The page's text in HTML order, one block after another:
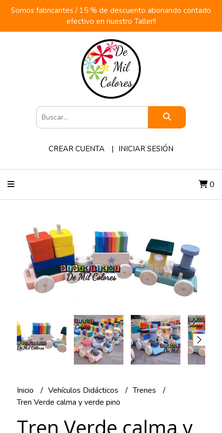
Somos fabricantes / 15 % de descuento abonando contado
efectivo en nuestro Taller!!
CREAR CUENTA INICIAR SESIÓN
0
Inicio Vehículos Didácticos
Trenes
Tren Verde calma y verde pino
Tren Verde calma y